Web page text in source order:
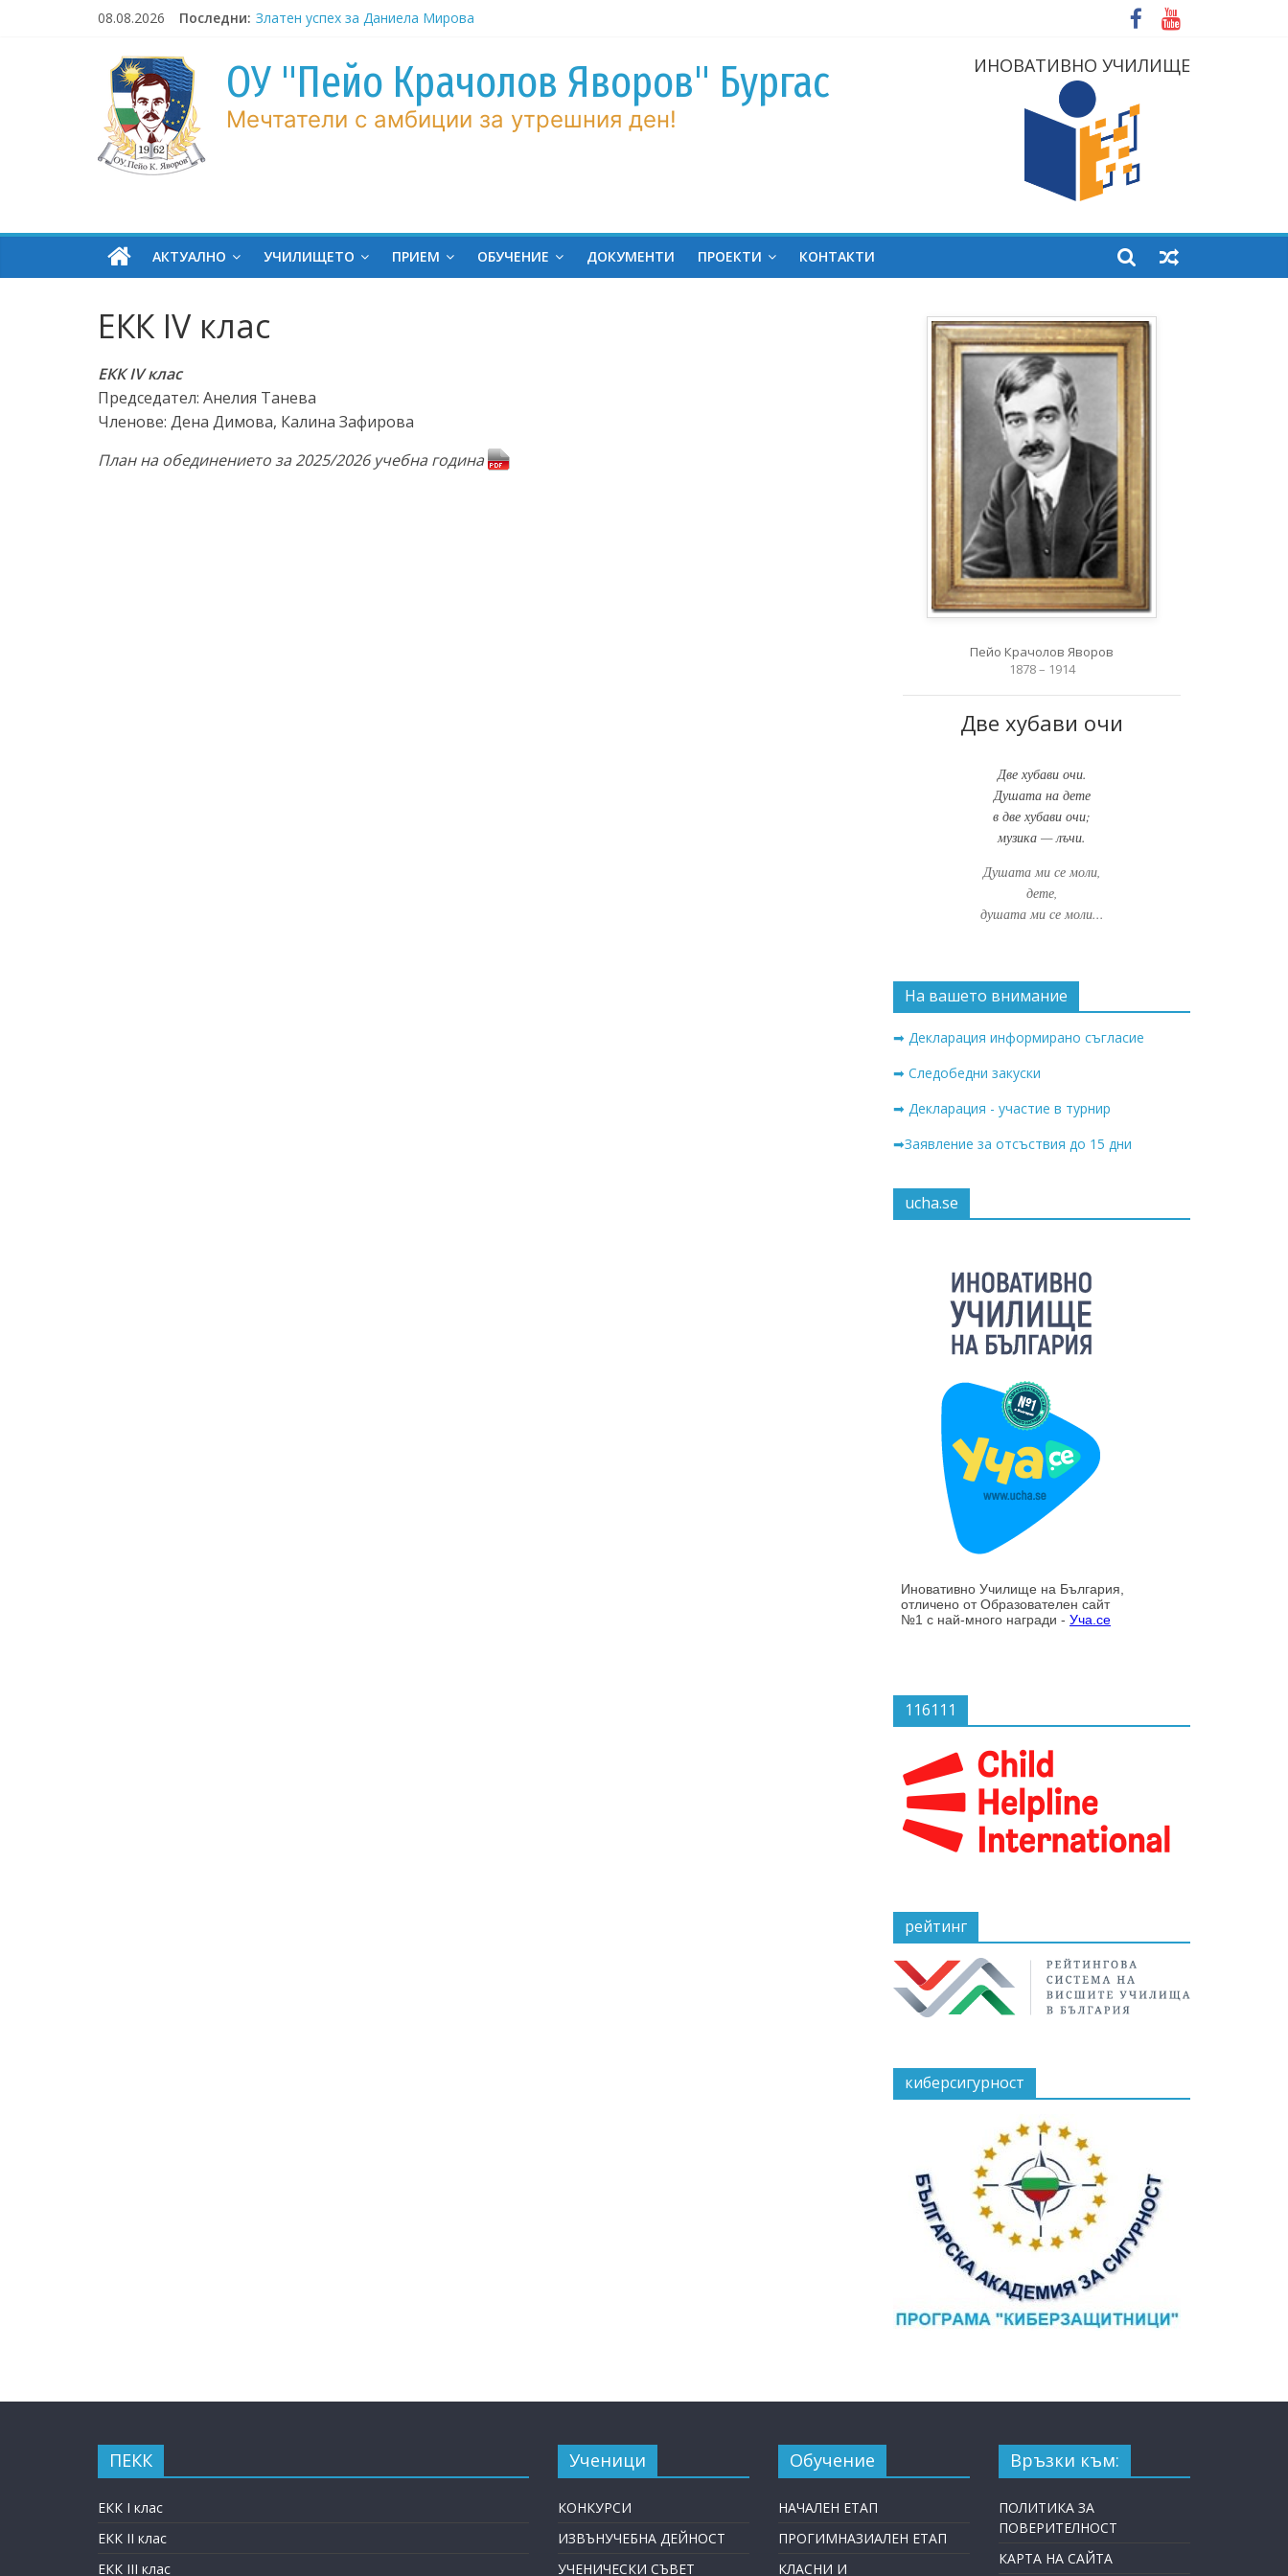
08.08.2026 Последни: блестящо изпълнение в
„Балкански“
Златен успех за Даниела Мирова
на международно състезание по
спортно катерене
Тържествено изпращане на
випуск VII клас – 2026 година
ОУ "Пейо Крачолов Яворов" Бургас
Мечтатели с амбиции за утрешния ден!
ИНОВАТИВНО УЧИЛИЩЕ
АКТУАЛНО УЧИЛИЩЕТО ПРИЕМ ОБУЧЕНИЕ ДОКУМЕНТИ ПРОЕКТИ КОНТАКТИ
ЕКК IV клас
ЕКК IV клас
Председател: Анелия Танева
Членове: Дена Димова, Калина Зафирова
План на обединението за 2025/2026 учебна година
Пейо Крачолов Яворов
1878 – 1914
Две хубави очи
Две хубави очи.
Душата на дете
в две хубави очи;
музика — лъчи.
Душата ми се моли,
дете,
душата ми се моли...
На вашето внимание
➡ Декларация информирано съгласие
➡ Следобедни закуски
➡ Декларация - участие в турнир
➡Заявление за отсъствия до 15 дни
ucha.se
116111
рейтинг
киберсигурност
ПЕКК
ЕКК I клас
ЕКК II клас
ЕКК III клас
Ученици
КОНКУРСИ
ИЗВЪНУЧЕБНА ДЕЙНОСТ
УЧЕНИЧЕСКИ СЪВЕТ
Обучение
НАЧАЛЕН ЕТАП
ПРОГИМНАЗИАЛЕН ЕТАП
КЛАСНИ И
Връзки към:
ПОЛИТИКА ЗА
ПОВЕРИТЕЛНОСТ
КАРТА НА САЙТА